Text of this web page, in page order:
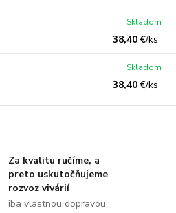
38,40 €/ks
Skladom
38,40 €/ks
Skladom
Za kvalitu ručíme, a
preto uskutočňujeme
rozvoz vivárií
iba vlastnou dopravou.